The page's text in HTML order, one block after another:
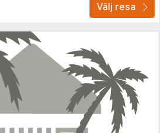
Välj resa